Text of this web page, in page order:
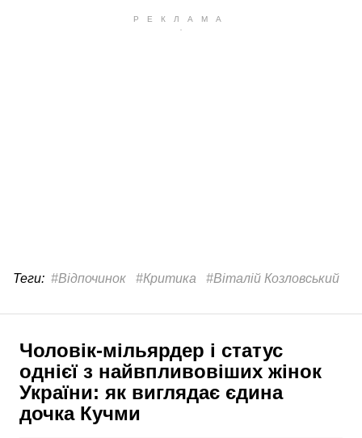
Теги: #Відпочинок #Критика #Віталій Козловський